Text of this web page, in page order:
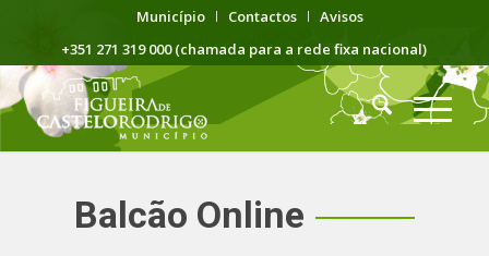
Município Contactos
Avisos
+351 271 319 000 (chamada para a rede fixa nacional)
Balcão Online